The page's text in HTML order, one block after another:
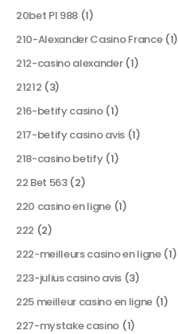
20bet Pl 988 (1)
210-Alexander Casino France(1)
212-casino alexander(1)
21212 (3)
216-betify casino(1)
217-betify casino avis(1)
218-casino betify(1)
22 Bet 563(2)
220 casino en ligne(1)
222 (2)
222-meilleurs casino en ligne(1)
223-julius casino avis(3)
225 meilleur casino en ligne(1)
227-mystake casino (1)